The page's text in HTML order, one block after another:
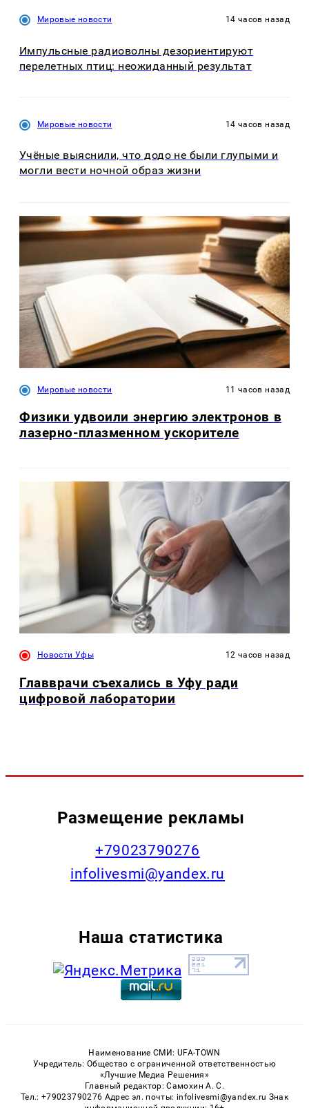
Мировые новости 14 часов назад
Импульсные радиоволны дезориентируют
перелетных птиц: неожиданный результат
Мировые новости 14 часов назад
Учёные выяснили, что додо не были глупыми и
могли вести ночной образ жизни
Мировые новости 11 часов назад
Физики удвоили энергию электронов в
лазерно-плазменном ускорителе
Новости Уфы 12 часов назад
Главврачи съехались в Уфу ради
цифровой лаборатории
Размещение рекламы
+79023790276
infolivesmi@yandex.ru
Наша статистика
Наименование СМИ: UFA-TOWN
Учредитель: Общество с ограниченной ответственностью
«Лучшие Медиа Решения»
Главный редактор: Самохин А. С.
Тел.: +79023790276 Адрес эл. почты: infolivesmi@yandex.ru Знак